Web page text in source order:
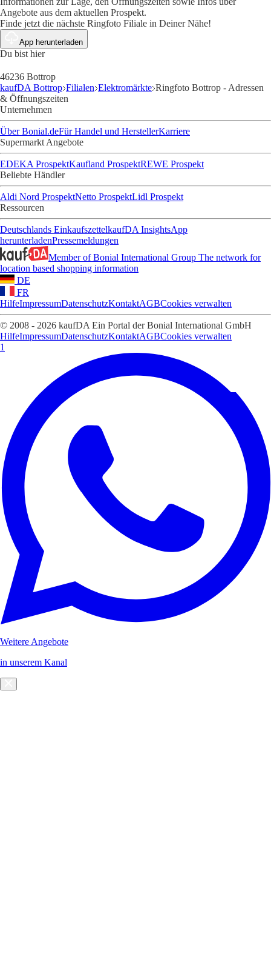
Angebote aus dem aktuellen Prospekt.
Finde jetzt die nächste Ringfoto Filiale in Deiner Nähe!
App herunterladen
Du bist hier
46236 Bottrop
kaufDA Bottrop Filialen Elektromärkte Ringfoto Bottrop - Adressen
& Öffnungszeiten
Unternehmen
Über Bonial.deFür Handel und HerstellerKarriere
Supermarkt Angebote
EDEKA ProspektKaufland ProspektREWE Prospekt
Beliebte Händler
Aldi Nord ProspektNetto ProspektLidl Prospekt
Ressourcen
Deutschlands EinkaufszettelkaufDA InsightsApp
herunterladenPressemeldungen
Member of Bonial International Group The network for
location based shopping information
DE
FR
HilfeImpressumDatenschutzKontaktAGBCookies verwalten
© 2008 - 2026 kaufDA Ein Portal der Bonial International GmbH
HilfeImpressumDatenschutzKontaktAGBCookies verwalten
1
Weitere Angebote
in unserem Kanal